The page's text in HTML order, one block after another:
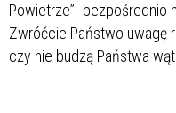
Powietrze”- bezpośrednio
Zwróćcie Państwo uwagę
czy nie budzą Państwa